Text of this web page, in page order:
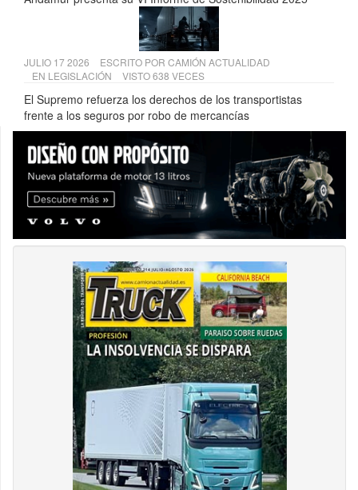
JULIO 17 2026 ESCRITO POR CAMIÓN ACTUALIDAD
EN LEGISLACIÓN VISTO 638 VECES
El Supremo refuerza los derechos de los transportistas
frente a los seguros por robo de mercancías